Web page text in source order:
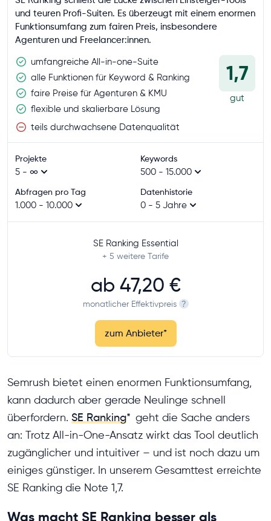
und teuren Profi-Suiten. Es überzeugt mit einem enormen
Funktionsumfang zum fairen Preis, insbesondere
Agenturen und Freelancer:innen.
umfangreiche All-in-one-Suite
alle Funktionen für Keyword & Ranking
faire Preise für Agenturen & KMU
flexible und skalierbare Lösung
teils durchwachsene Datenqualität
1,7
gut
Projekte
5 - ∞
Keywords
500 - 15.000
Abfragen pro Tag
1.000 - 10.000
Datenhistorie
0 - 5 Jahre
SE Ranking Essential
+ 5 weitere Tarife
ab 47,20 €
monatlicher Effektivpreis ?
zum Anbieter*
Semrush bietet einen enormen Funktionsumfang,
kann dadurch aber gerade Neulinge schnell
überfordern. SE Ranking* geht die Sache anders
an: Trotz All-in-One-Ansatz wirkt das Tool deutlich
zugänglicher und intuitiver – und ist noch dazu um
einiges günstiger. In unserem Gesamttest erreichte
SE Ranking die Note 1,7.
Was macht SE Ranking besser als